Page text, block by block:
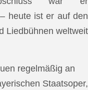
heute ist er auf den
Liedbühnen weltweit
regelmäßig an
Staatsoper,